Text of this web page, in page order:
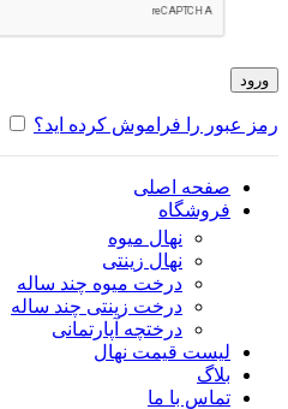
ورود
رمز عبور را فراموش کرده اید؟
صفحه اصلی
فروشگاه
نهال میوه
نهال زینتی
درخت میوه چند ساله
درخت زینتی چند ساله
درختچه آپارتمانی
لیست قیمت نهال
بلاگ
تماس با ما